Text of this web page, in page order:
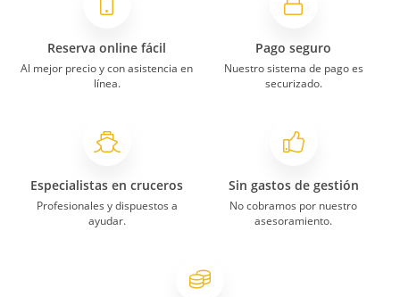
Reserva online fácil
Al mejor precio y con asistencia en
línea.
Pago seguro
Nuestro sistema de pago es
securizado.
Especialistas en cruceros
Profesionales y dispuestos a
ayudar.
Sin gastos de gestión
No cobramos por nuestro
asesoramiento.